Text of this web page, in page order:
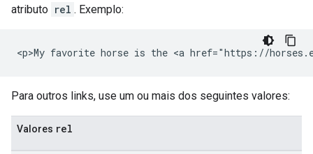
atributo rel . Exemplo:
<p>My favorite horse is the <a href="https://
Para outros links, use um ou mais dos seguintes valores:
Valores rel